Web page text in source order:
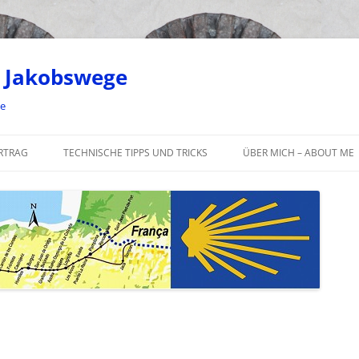
TECHNISCHE TIPPS UND TRICKS ÜBER MICH – ABOUT ME